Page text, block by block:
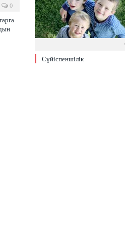
0
Сүйіспеншілік